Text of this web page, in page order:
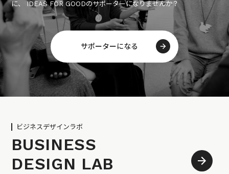
に、 IDEAS FOR GOODのサポーターになりませんか？
サポーターになる
ビジネスデザインラボ
BUSINESS
DESIGN LAB